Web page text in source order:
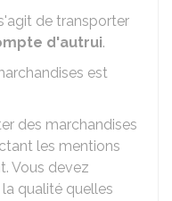
de transporter
d'autrui.
est
des marchandises
les mentions
Vous devez
qualité quelles